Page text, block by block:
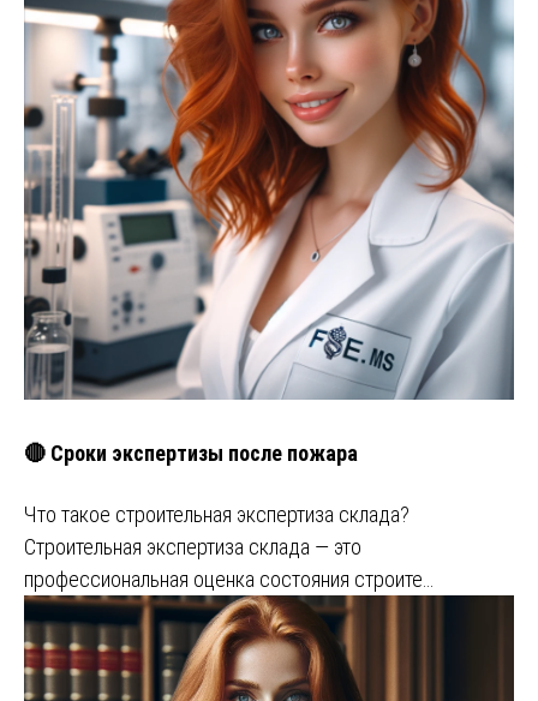
🔴 Сроки экспертизы после пожара
Что такое строительная экспертиза склада?
Строительная экспертиза склада — это
профессиональная оценка состояния строите…